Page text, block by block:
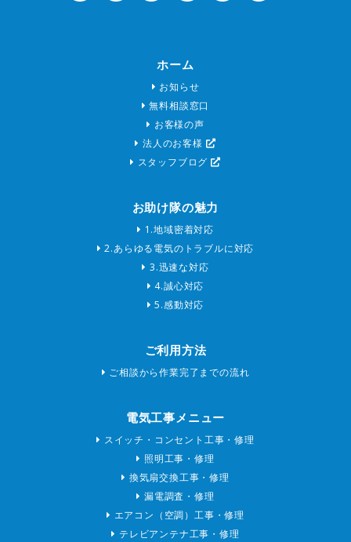
ホーム
お知らせ
無料相談窓口
お客様の声
法人のお客様
スタッフブログ
お助け隊の魅力
1.地域密着対応
2.あらゆる電気のトラブルに対応
3.迅速な対応
4.誠心対応
5.感動対応
ご利用方法
ご相談から作業完了までの流れ
電気工事メニュー
スイッチ・コンセント工事・修理
照明工事・修理
換気扇交換工事・修理
漏電調査・修理
エアコン（空調）工事・修理
テレビアンテナ工事・修理